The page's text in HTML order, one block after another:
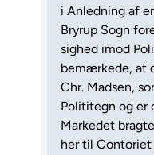
i Anledning af
Bryrup Sogn
sighed imod
bemærkede, at
Chr. Madsen,
Polititegn og er
Markedet
her til Contoriet